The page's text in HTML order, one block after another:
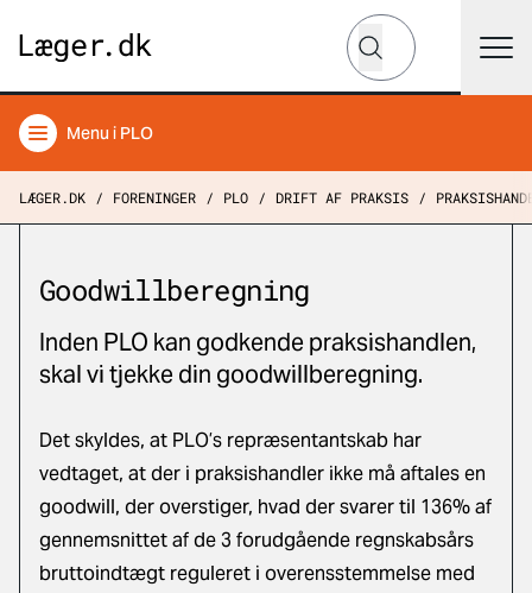
Hvad leder du efter?
Søg
Menu i PLO
LÆGER.DK FORENINGER PLO DRIFT AF PRAKSIS
Goodwillberegning
Inden PLO kan godkende praksishandlen,
skal vi tjekke din goodwillberegning.
Det skyldes, at PLO’s repræsentantskab har
vedtaget, at der i praksishandler ikke må aftales en
goodwill, der overstiger, hvad der svarer til 136% af
gennemsnittet af de 3 forudgående regnskabsårs
bruttoindtægt reguleret i overensstemmelse med